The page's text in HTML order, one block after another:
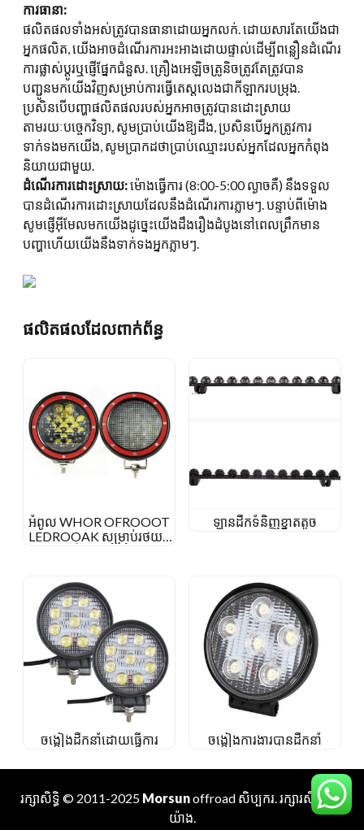
ការធានា:
ផលិតផលទាំងអស់ត្រូវបានធានាដោយអ្នកលក់. ដោយសារតែយើងជា
អ្នកផលិត, យើងអាចដំណើរការអះអាងដោយផ្ទាល់ដើម្បីពន្លឿនដំណើរ
ការផ្លាស់ប្តូរឬផ្ញើផ្នែកជំនួស. គ្រឿងអេឡិចត្រូនិចត្រូវតែត្រូវបាន
បញ្ជូនមកយើងវិញសម្រាប់ការធ្វើតេស្តលេងជាកីឡាករបម្រុង.
ប្រសិនបើបញ្ហាផលិតផលរបស់អ្នកអាចត្រូវបានដោះស្រាយ
តាមរយៈបច្ចេកវិទ្យា, សូមប្រាប់យើងឱ្យដឹង, ប្រសិនបើអ្នកត្រូវការ
ទាក់ទងមកយើង, សូមប្រាកដថាប្រាប់ឈ្មោះរបស់អ្នកដែលអ្នកកំពុង
និយាយជាមួយ.
ដំណើរការដោះស្រាយ:ម៉ោងធ្វើការ (8:00-5:00 ល្ងាចគឺ) នឹងទទួល
បានដំណើរការដោះស្រាយដែលនឹងដំណើរការភ្លាមៗ. បន្ទាប់ពីម៉ោង
សូមផ្ញើអ៊ីមែលមកយើងដូច្នេះយើងដឹងរឿងដំបូងនៅពេលព្រឹកមាន
បញ្ហាហើយយើងនឹងទាក់ទងអ្នកភ្លាមៗ.
ផលិតផលដែលពាក់ព័ន្ធ
អំពូល WHOR OFROOOT
LEDROOAK សម្រាប់រថយន្ត
ឡានដឹកទំនិញខ្នាតតូច
ចង្កៀងដឹកនាំដោយធ្វើការ ចង្កៀងការងារបានដឹកនាំ
រក្សាសិទ្ធិ © 2011-2025 Morsunoffroad សិប្បករ. រក្សារសិទ្ធគ្រប់
យ៉ាង.